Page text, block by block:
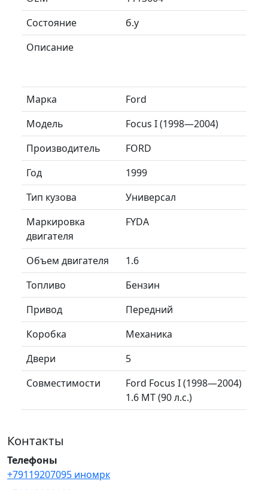
Состояние
б.у
Описание
Марка
Ford
Модель
Focus I (1998—2004)
Производитель
FORD
Год
1999
Тип кузова
Универсал
Маркировка
двигателя
FYDA
Объем двигателя
1.6
Топливо
Бензин
Привод
Передний
Коробка
Механика
Двери
5
Совместимости
Ford Focus I (1998—2004)
1.6 MT (90 л.с.)
Контакты
Телефоны
+79119207095 иномрк